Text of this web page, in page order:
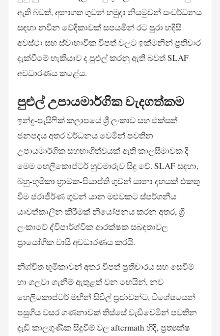
ඇති බවත්, අනාගත ගුවන් හමුදා නියමුවන් සංවර්ධනය
සඳහා නවීන වේදිකාවක් සපයමින් රට පුරා හදිසි
අවස්ථා සහ ස්වාභාවික විපත් වලට ඉක්මනින් ප්‍රතිචාර
දැක්වීමේ හැකියාව ද පුළුල් කරනු ඇති බවත් SLAF
අවධාරණය කළේය.
පුළුල් උපායමාර්ගික වැදගත්කම
ඉන්දු-පැසිෆික් කලාපයේ ශ්‍රී ලංකාව සහ එක්සත්
ජනපදය අතර වර්ධනය වෙමින් පවතින
උපායමාර්ගික සහභාගිත්වයක් ඇති කාලසීමාවක දී
මෙම හෙලිකොප්ටර් හුවමාරුව සිදු වේ. SLAF සඳහා,
බහු-භූමිකා භ්‍රාමක-පියාප්ති ගුවන් යානා දහයක් එකතු
වීම ජරාජීර්ණ ගුවන් යාන මළුවකට ස්පර්ශනීය
යාවත්කාලීන කිරීමක් නියෝජනය කරන අතර, ශ්‍රී
ලංකාවේ ද්විපාර්ශ්වික ආරක්ෂක සබඳතාවල
ප්‍රායෝගික වාසි අවධාරණය කරයි.
නිශ්චිත භූමිකාවන් අතර විපත් ප්‍රතිචාරය සහ සෙවීම්
හා ගලවා ගැනීම් ඇතුළත් වන හෙයින්, නව
හෙලිකොප්ටර් මඟින් සිවිල් ප්‍රජාවන්ට, විශේෂයෙන්
පසුගිය වසර ගණනාවක් තිස්සේ වැඩිවෙමින් පවතින
දැඩි කාලගුණික සිදුවීම් වල aftermath හිදී, ප්‍රත්‍යක්ෂ